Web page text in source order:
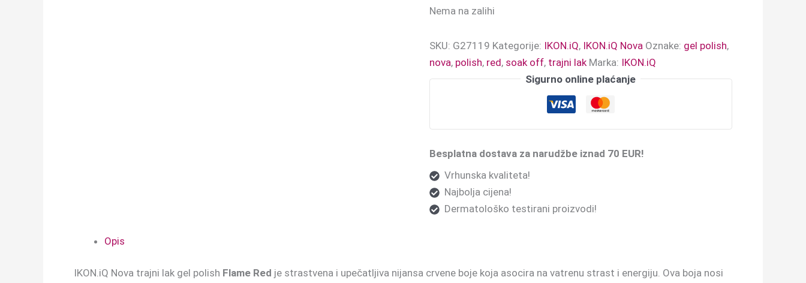
Nema na zalihi
SKU: G27119 Kategorije: IKON.iQ, IKON.iQ Nova Oznake: gel polish,
nova, polish, red, soak off, trajni lak Marka: IKON.iQ
Sigurno online plaćanje
Besplatna dostava za narudžbe iznad 70 EUR!
Vrhunska kvaliteta!
Najbolja cijena!
Dermatološko testirani proizvodi!
Opis
IKON.iQ Nova trajni lak gel polish Flame Red je strastvena i upečatljiva nijansa crvene boje koja asocira na vatrenu strast i energiju. Ova boja nosi